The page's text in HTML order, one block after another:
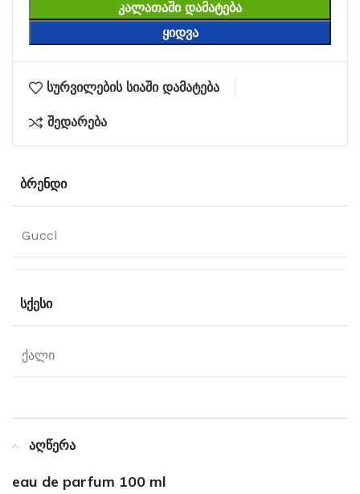
ᲙᲐᲚᲐᲗᲐᲨᲘ ᲓᲐᲛᲐᲢᲔᲑᲐ
ᲧᲘᲓᲕᲐ
სურვილების სიაში დამატება
შედარება
ᲑᲠᲔᲜᲓᲘ
Gucci
ᲡᲥᲔᲡᲘ
ქალი
აღწერა
eau de parfum 100 ml